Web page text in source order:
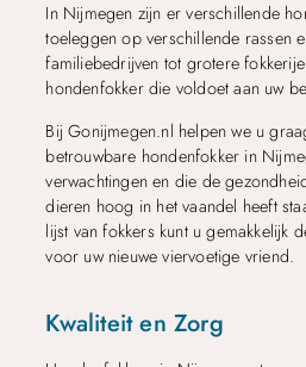
In Nijmegen zijn er verschillende
toeleggen op verschillende rassen
familiebedrijven tot grotere
hondenfokker die voldoet aan uw
Bij Gonijmegen.nl helpen we u
betrouwbare hondenfokker in
verwachtingen en die de
dieren hoog in het vaandel heeft
lijst van fokkers kunt u gemakkelijk
voor uw nieuwe viervoetige vriend.
Kwaliteit en Zorg